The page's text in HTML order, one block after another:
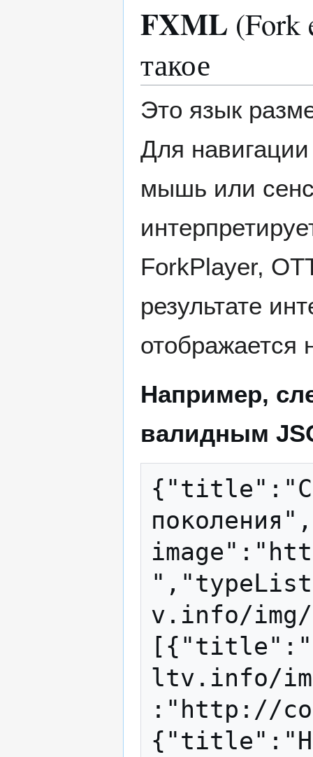
FXML (Fork
такое
Это язык
Для
мышь или
ForkPlayer,
результате
отображается
Например,
валидным
v.info/
ltv.info/
:"http://